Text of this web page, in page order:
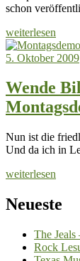
schon
weiterlesen
5. Oktober 2009
Wende
Nun ist die
Und da ich in
weiterlesen
Neueste
The
Rock